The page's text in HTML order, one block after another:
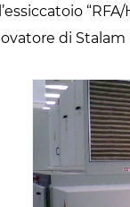
“RFA/
di Stalam